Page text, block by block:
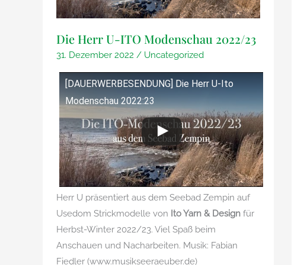
im
Ito-
Highlight
im
Februar
Die Herr U-ITO Modenschau 2022/23
31. Dezember 2022 / Uncategorized
[DAUERWERBESENDUNG] Die Herr U-Ito
Modenschau 2022:23
Herr U präsentiert aus dem Seebad Zempin auf
Usedom Strickmodelle von Ito Yarn & Design für
Herbst-Winter 2022/23. Viel Spaß beim
Anschauen und Nacharbeiten. Musik: Fabian
Fiedler (www.musikseeraeuber.de)